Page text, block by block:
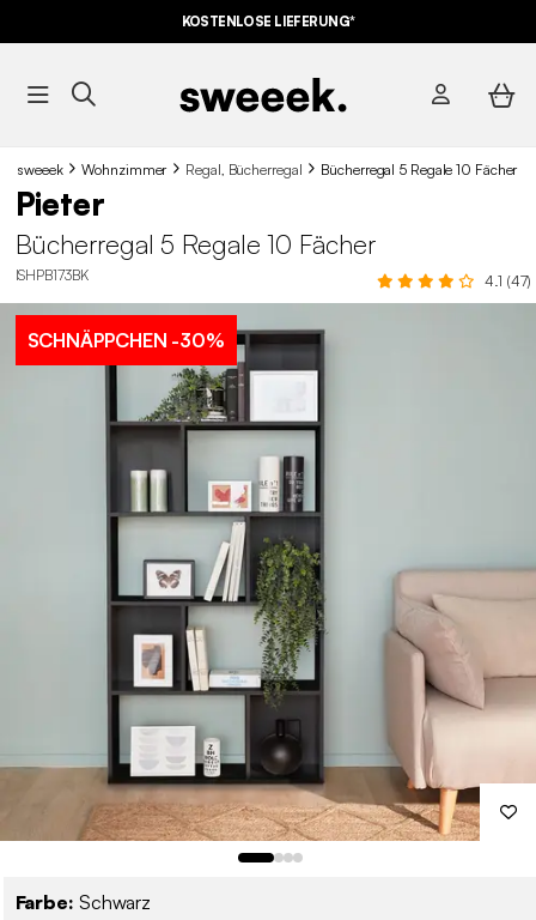
KOSTENLOSE LIEFERUNG*
sweeek Wohnzimmer Regal, Bücherregal Bücherregal 5 Regale 10 Fächer
Pieter
Bücherregal 5 Regale 10 Fächer
ISHPB173BK 4.1 (47)
SCHNÄPPCHEN -30%
Farbe: Schwarz